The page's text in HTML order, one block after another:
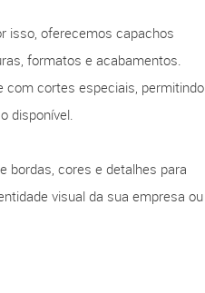
isso, oferecemos capachos
formatos e acabamentos.
com cortes especiais, permitindo
disponível.
bordas, cores e detalhes para
visual da sua empresa ou